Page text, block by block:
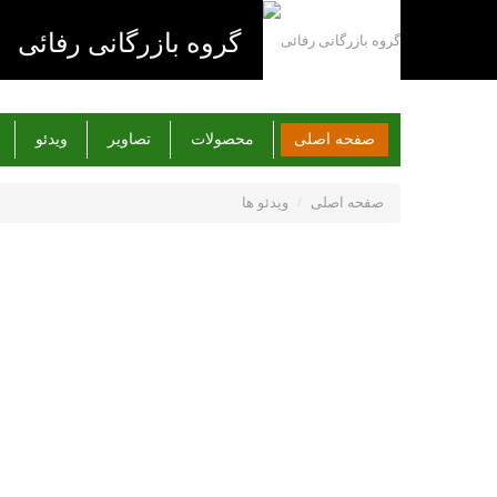
گروه بازرگانی رفائی
صفحه اصلی محصولات تصاویر ویدئو
صفحه اصلی / ویدئو ها